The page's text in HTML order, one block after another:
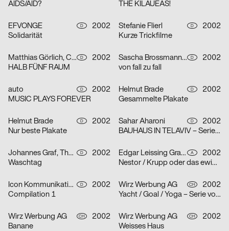
AIDS/AID?
THE KILAUEAS!
EFVONGE D
2002
Solidarität
Stefanie Flierl D
2002
Kurze Trickfilme
Matthias Görlich, Charalampos Lazos D
2002
HALB FÜNF RAUM
Sascha Brossmann, Heike Grebin, Nina Lehmann D
2002
von fall zu fall
auto D
2002
MUSIC PLAYS FOREVER
Helmut Brade D
2002
Gesammelte Plakate
Helmut Brade D
2002
Nur beste Plakate
Sahar Aharoni D
2002
BAUHAUS IN TELAVIV – Serie von drei Plakaten
Johannes Graf, Thorsten Lehmann D
2002
Waschtag
Edgar Leissing Grafik Design A
2002
Nestor / Krupp oder das ewige Leben / Hartes Herz – Serie von drei Plakaten
Icon Kommunikationsdesign D
2002
Compilation 1
Wirz Werbung AG CH
2002
Yacht / Goal / Yoga – Serie von drei Plakaten
Wirz Werbung AG CH
2002
Banane
Wirz Werbung AG CH
2002
Weisses Haus